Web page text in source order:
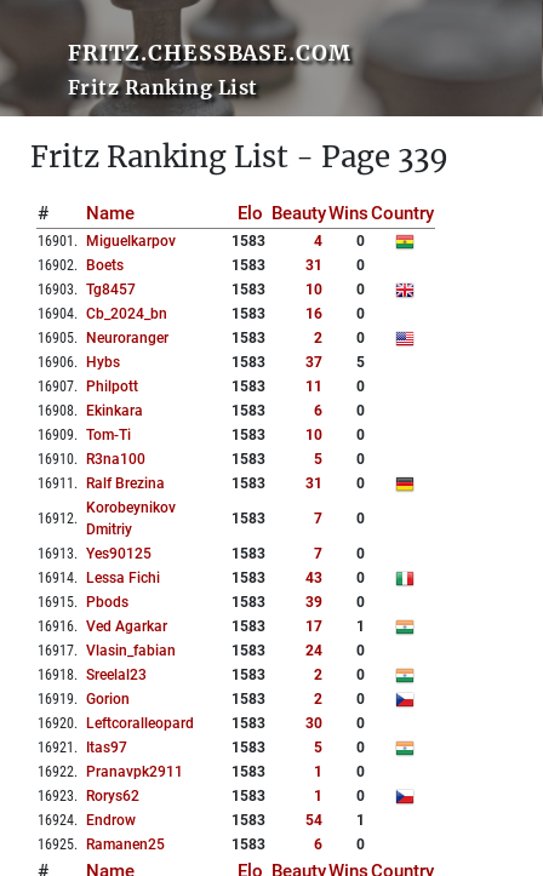
FRITZ.CHESSBASE.COM
Fritz Ranking List
Fritz Ranking List - Page 339
# Name Elo BeautyWinsCountry
16901 . Miguelkarpov 1583 4
0
16902. Boets 1583 31
0
16903. Tg8457 1583 10
0
16904. Cb_2024_bn 1583 16
0
16905. Neuroranger 1583 2
0
16906. Hybs 1583 37
5
16907. Philpott 1583 11
0
16908. Ekinkara 1583 6
0
16909. Tom-Ti 1583 10
0
16910. R3na100 1583 5
0
16911 . Ralf Brezina 1583 31 0
16912.
Korobeynikov
Dmitriy
1583 7 0
16913. Yes90125 1583 7
0
16914. Lessa Fichi 1583 43
0
16915. Pbods 1583 39
0
16916. Ved Agarkar 1583 17
1
16917. Vlasin_fabian 1583 24
0
16918. Sreelal23 1583 2
0
16919. Gorion 1583 2
0
16920. Leftcoralleopard 1583 30
0
16921 . Itas97 1583 5
0
16922. Pranavpk2911 1583 1
0
16923. Rorys62 1583 1
0
16924. Endrow 1583 54
1
16925. Ramanen25 1583 6 0
# Name Elo BeautyWinsCountry